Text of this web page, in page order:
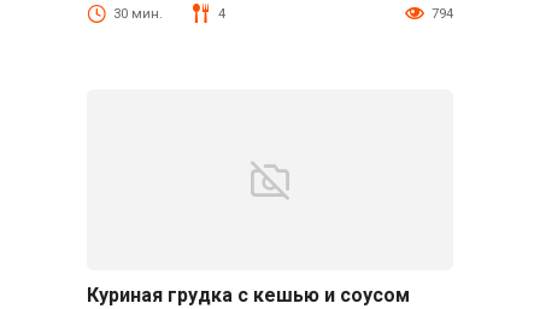
30 мин. 4 794
Куриная грудка с кешью и соусом